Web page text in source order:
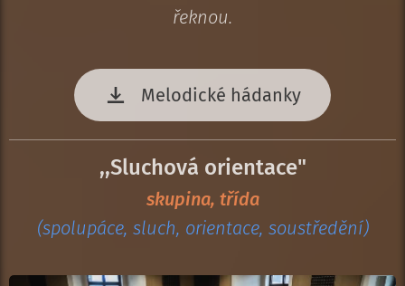
řeknou.
Melodické hádanky
,,Sluchová orientace"
skupina, třída
(spolupáce, sluch, orientace, soustředění)